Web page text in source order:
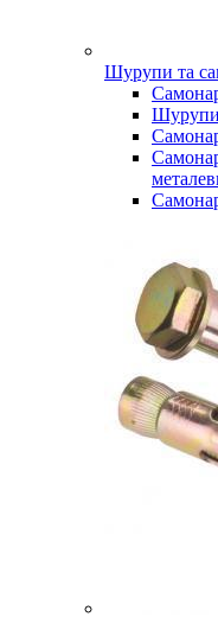
Шурупи та
Шурупи